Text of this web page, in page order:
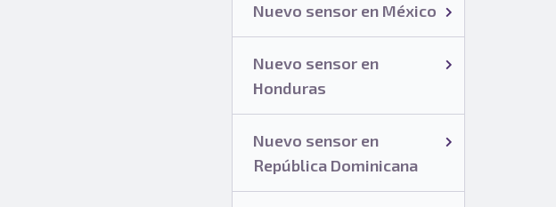
Nuevo sensor en México
Nuevo sensor en
Honduras
Nuevo sensor en
República Dominicana